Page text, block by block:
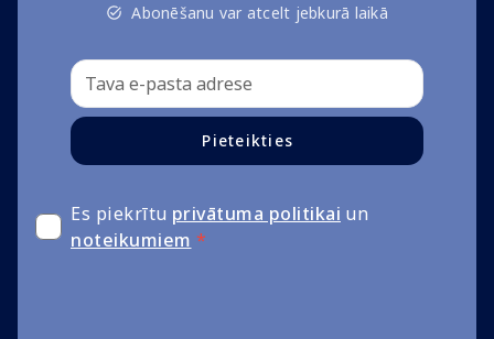
Abonēšanu var atcelt jebkurā laikā
Pieteikties
Es piekrītu privātuma politikai un
noteikumiem *